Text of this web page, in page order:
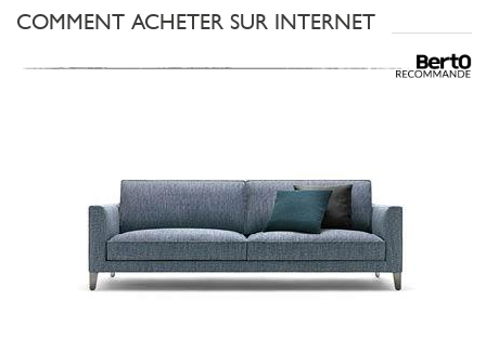
COMMENT ACHETER SUR INTERNET